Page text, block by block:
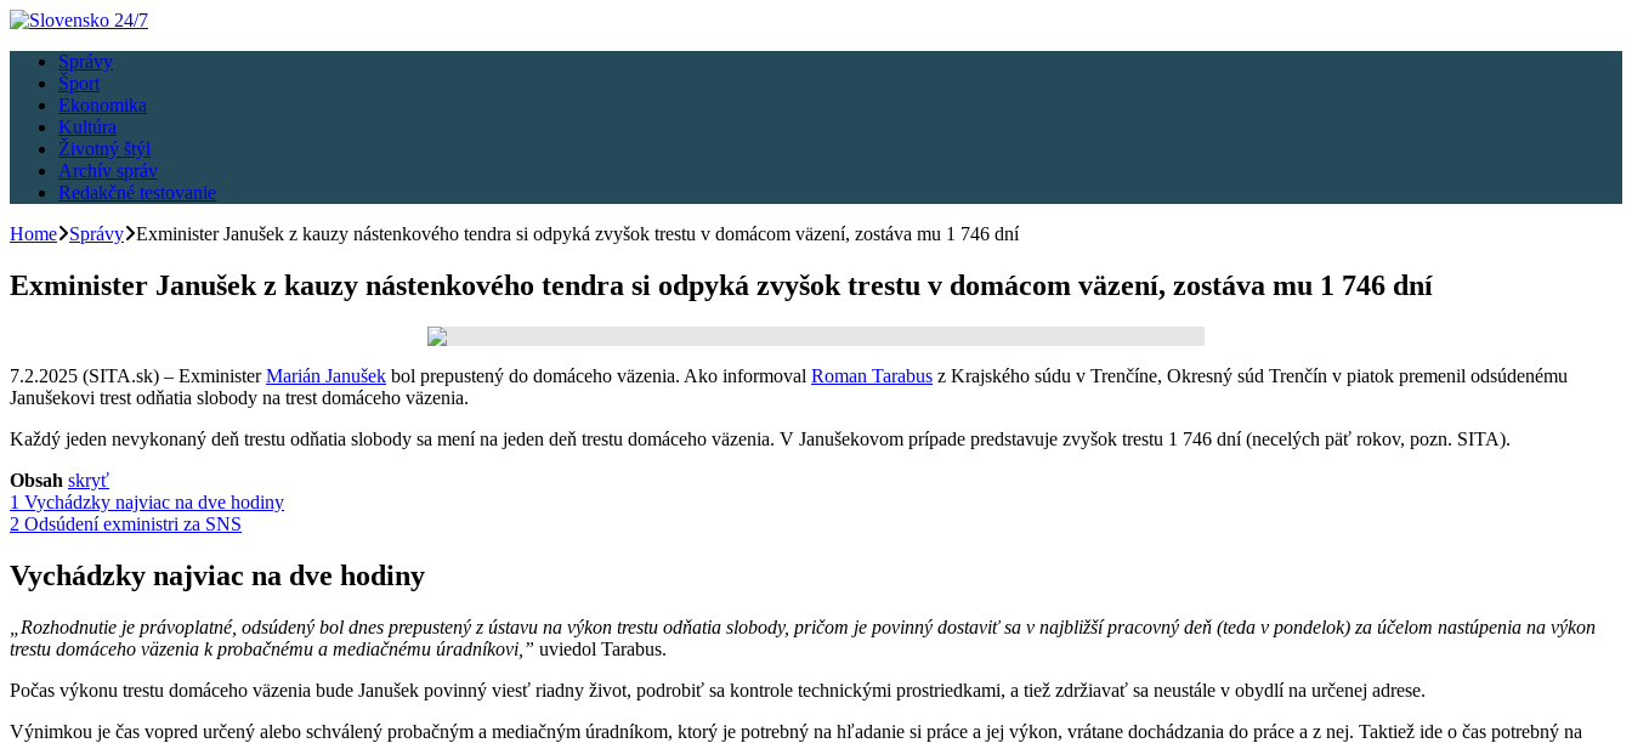
Správy
Šport
Ekonomika
Kultúra
Životný štýl
Archív správ
Redakčné testovanie
Home
Správy Exminister Janušek z kauzy nástenkového tendra si odpyká zvyšok trestu v domácom väzení, zostáva mu 1 746 dní
Exminister Janušek z kauzy nástenkového tendra si odpyká zvyšok trestu v domácom väzení, zostáva mu 1 746 dní
7.2.2025 (SITA.sk) – ExministerMarián Janušek bol prepustený do domáceho väzenia. Ako informoval Roman Tarabus z Krajského súdu v Trenčíne, Okresný súd Trenčín v piatok premenil odsúdenému
Janušekovi trest odňatia slobody na trest domáceho väzenia.
Každý jeden nevykonaný deň trestu odňatia slobody sa mení na jeden deň trestu domáceho väzenia. V Janušekovom prípade predstavuje zvyšok trestu 1 746 dní (necelých päť rokov, pozn. SITA).
Obsah skryť
1 Vychádzky najviac na dve hodiny
2 Odsúdení exministri za SNS
Vychádzky najviac na dve hodiny
„Rozhodnutie je právoplatné, odsúdený bol dnes prepustený z ústavu na výkon trestu odňatia slobody, pričom je povinný dostaviť sa v najbližší pracovný deň (teda v pondelok) za účelom nastúpenia na výkon
trestu domáceho väzenia k probačnému a mediačnému úradníkovi,” uviedol Tarabus.
Počas výkonu trestu domáceho väzenia bude Janušek povinný viesť riadny život, podrobiť sa kontrole technickými prostriedkami, a tiež zdržiavať sa neustále v obydlí na určenej adrese.
Výnimkou je čas vopred určený alebo schválený probačným a mediačným úradníkom, ktorý je potrebný na hľadanie si práce a jej výkon, vrátane dochádzania do práce a z nej. Taktiež ide o čas potrebný na